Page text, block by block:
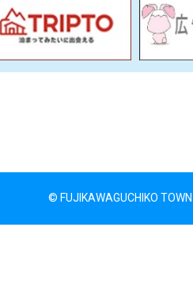
© FUJIKAWAGUCHIKO